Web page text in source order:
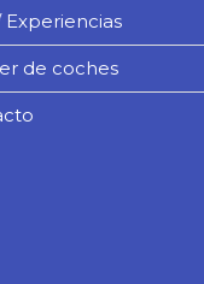
Experiencias
de coches